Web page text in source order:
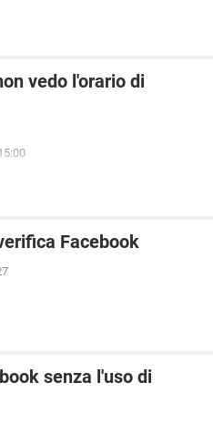
vedo l'orario di
Facebook
senza l'uso di